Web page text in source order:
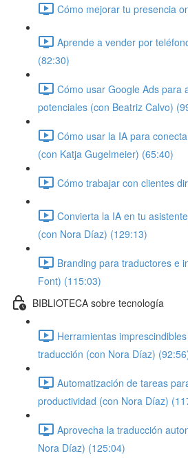
Cómo mejorar tu presencia
Aprende a vender por
(82:30)
Cómo usar Google Ads para
potenciales (con Beatriz Calvo)
Cómo usar la IA para
(con Katja Gugelmeier) (65:40)
Cómo trabajar con clientes
Convierta la IA en tu
(con Nora Díaz) (129:13)
Branding para traductores e
Font) (115:03)
BIBLIOTECA sobre tecnología
Herramientas
traducción (con Nora Díaz)
Automatización de tareas
productividad (con Nora Díaz)
Aprovecha la traducción
Nora Díaz) (125:04)